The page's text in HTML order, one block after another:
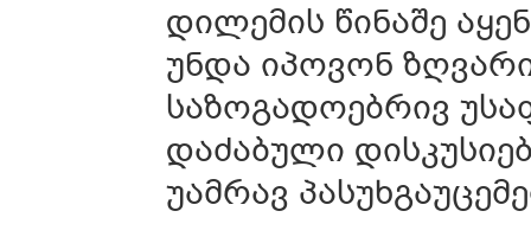
დილემის წინაშე
უნდა იპოვონ
საზოგადოებრივ
დაძაბული
უამრავ